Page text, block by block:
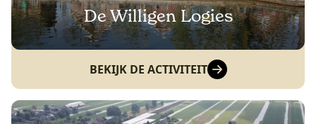
De Willigen Logies
BEKIJK DE ACTIVITEIT